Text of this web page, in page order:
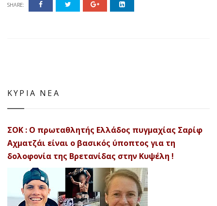
SHARE:
ΚΥΡΙΑ ΝΕΑ
ΣΟΚ : Ο πρωταθλητής Ελλάδος πυγμαχίας Σαρίφ
Αχματζάι είναι ο βασικός ύποπτος για τη
δολοφονία της Βρετανίδας στην Κυψέλη !